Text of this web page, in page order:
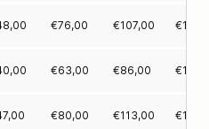
€76,00 €107,00 €
€63,00 €86,00 €
€80,00 €113,00 €